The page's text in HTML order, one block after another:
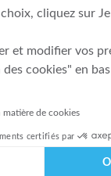
conflits d'intérêts
cliquez sur
et modifier vos
cookies" en
de cookies
certifiés par